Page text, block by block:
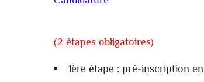
(2 étapes obligatoires)
1ère étape : pré-inscription